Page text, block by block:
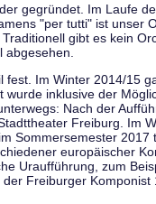
gegründet. Im Laufe
"per tutti" ist unser
gibt es kein
Im Winter 2014/15
inklusive der
Nach der
Freiburg. Im
Sommersemester 2017
europäischer
Uraufführung, zum
Freiburger Komponist